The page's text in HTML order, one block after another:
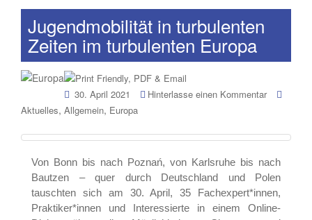
Jugendmobilität in turbulenten
Zeiten im turbulenten Europa
30. April 2021
Hinterlasse einen Kommentar
Aktuelles, Allgemein, Europa
Von Bonn bis nach Poznań, von Karlsruhe bis nach
Bautzen – quer durch Deutschland und Polen
tauschten sich am 30. April, 35 Fachexpert*innen,
Praktiker*innen und Interessierte in einem Online-